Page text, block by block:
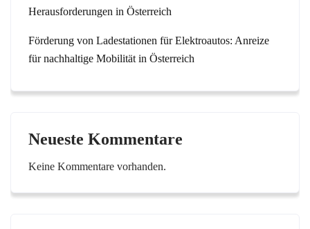
Herausforderungen in Österreich
Förderung von Ladestationen für Elektroautos: Anreize
für nachhaltige Mobilität in Österreich
Neueste Kommentare
Keine Kommentare vorhanden.